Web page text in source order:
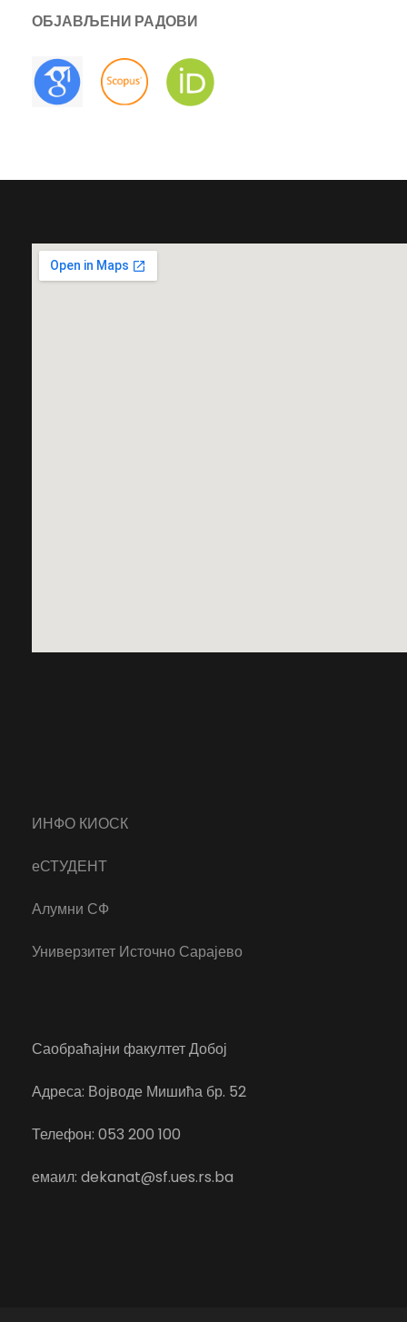
ОБЈАВЉЕНИ РАДОВИ
ИНФО КИОСК
еСТУДЕНТ
Алумни СФ
Универзитет Источно Сарајево
Саобраћајни факултет Добој
Адреса: Војводе Мишића бр. 52
Телефон: 053 200 100
емаил: dekanat@sf.ues.rs.ba